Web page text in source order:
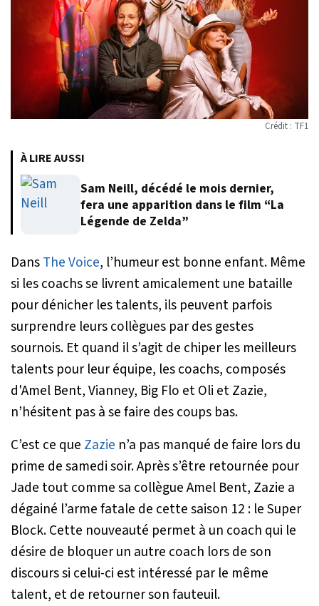
Crédit : TF1
À LIRE AUSSI
Sam Neill, décédé le mois dernier,
fera une apparition dans le film “La
Légende de Zelda”
DansThe Voice, l’humeur est bonne enfant. Même
si les coachs se livrent amicalement une bataille
pour dénicher les talents, ils peuvent parfois
surprendre leurs collègues par des gestes
sournois. Et quand il s’agit de chiper les meilleurs
talents pour leur équipe, les coachs, composés
d'Amel Bent, Vianney, Big Flo et Oli et Zazie,
n’hésitent pas à se faire des coups bas.
C’est ce que Zazie n’a pas manqué de faire lors du
prime de samedi soir. Après s’être retournée pour
Jade tout comme sa collègue Amel Bent, Zazie a
dégainé l’arme fatale de cette saison 12 : le Super
Block. Cette nouveauté permet à un coach qui le
désire de bloquer un autre coach lors de son
discours si celui-ci est intéressé par le même
talent, et de retourner son fauteuil.